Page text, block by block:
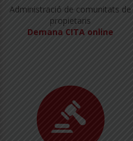
Administració de comunitats de
propietaris
Demana CITA online